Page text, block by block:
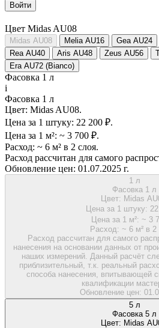
Войти
Цвет Midas AU08
Midas AU08 Melia AU16 Gea AU24
Rea AU40
Aris AU48 Zeus AU56
Era AU72 (Bianco)
Фасовка 1 л
i
Фасовка 1 л
Цвет: Midas AU08.
Цена за 1 штуку: 22 200 ₽.
Цена за 1 м²: ~ 3 700 ₽.
Расход: ~ 6 м² в 2 слоя.
Расход рассчитан для самого
Обновление цен: 01.07.2025 г.
1 л
Фасовка 1 л
Цвет: Midas
Цена за 1 штуку:
Цена за 1 м²: ~ 3
Расход: ~ 6 м² в 2
Расход рассчитан для самого
нанесения на основании данных от
наших измерений. Данный расчёт
приблизительный, т.к. реальный
способа нанесения, впитывающей
квалификации
Обновление цен:
5 л
Фасовка 5 л
Цвет: Midas